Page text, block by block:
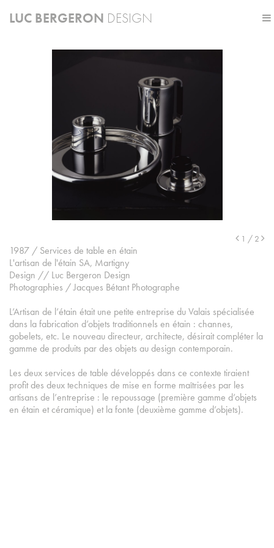
LUC BERGERON DESIGN
1 / 2
1987 / Services de table en étain
L'artisan de l'étain SA, Martigny
Design // Luc Bergeron Design
Photographies / Jacques Bétant Photographe
L’Artisan de l’étain était une petite entreprise du Valais spécialisée
dans la fabrication d’objets traditionnels en étain : channes,
gobelets, etc. Le nouveau directeur, architecte, désirait compléter la
gamme de produits par des objets au design contemporain.
Les deux services de table développés dans ce contexte tiraient
profit des deux techniques de mise en forme maîtrisées par les
artisans de l’entreprise : le repoussage (première gamme d’objets
en étain et céramique) et la fonte (deuxième gamme d’objets).